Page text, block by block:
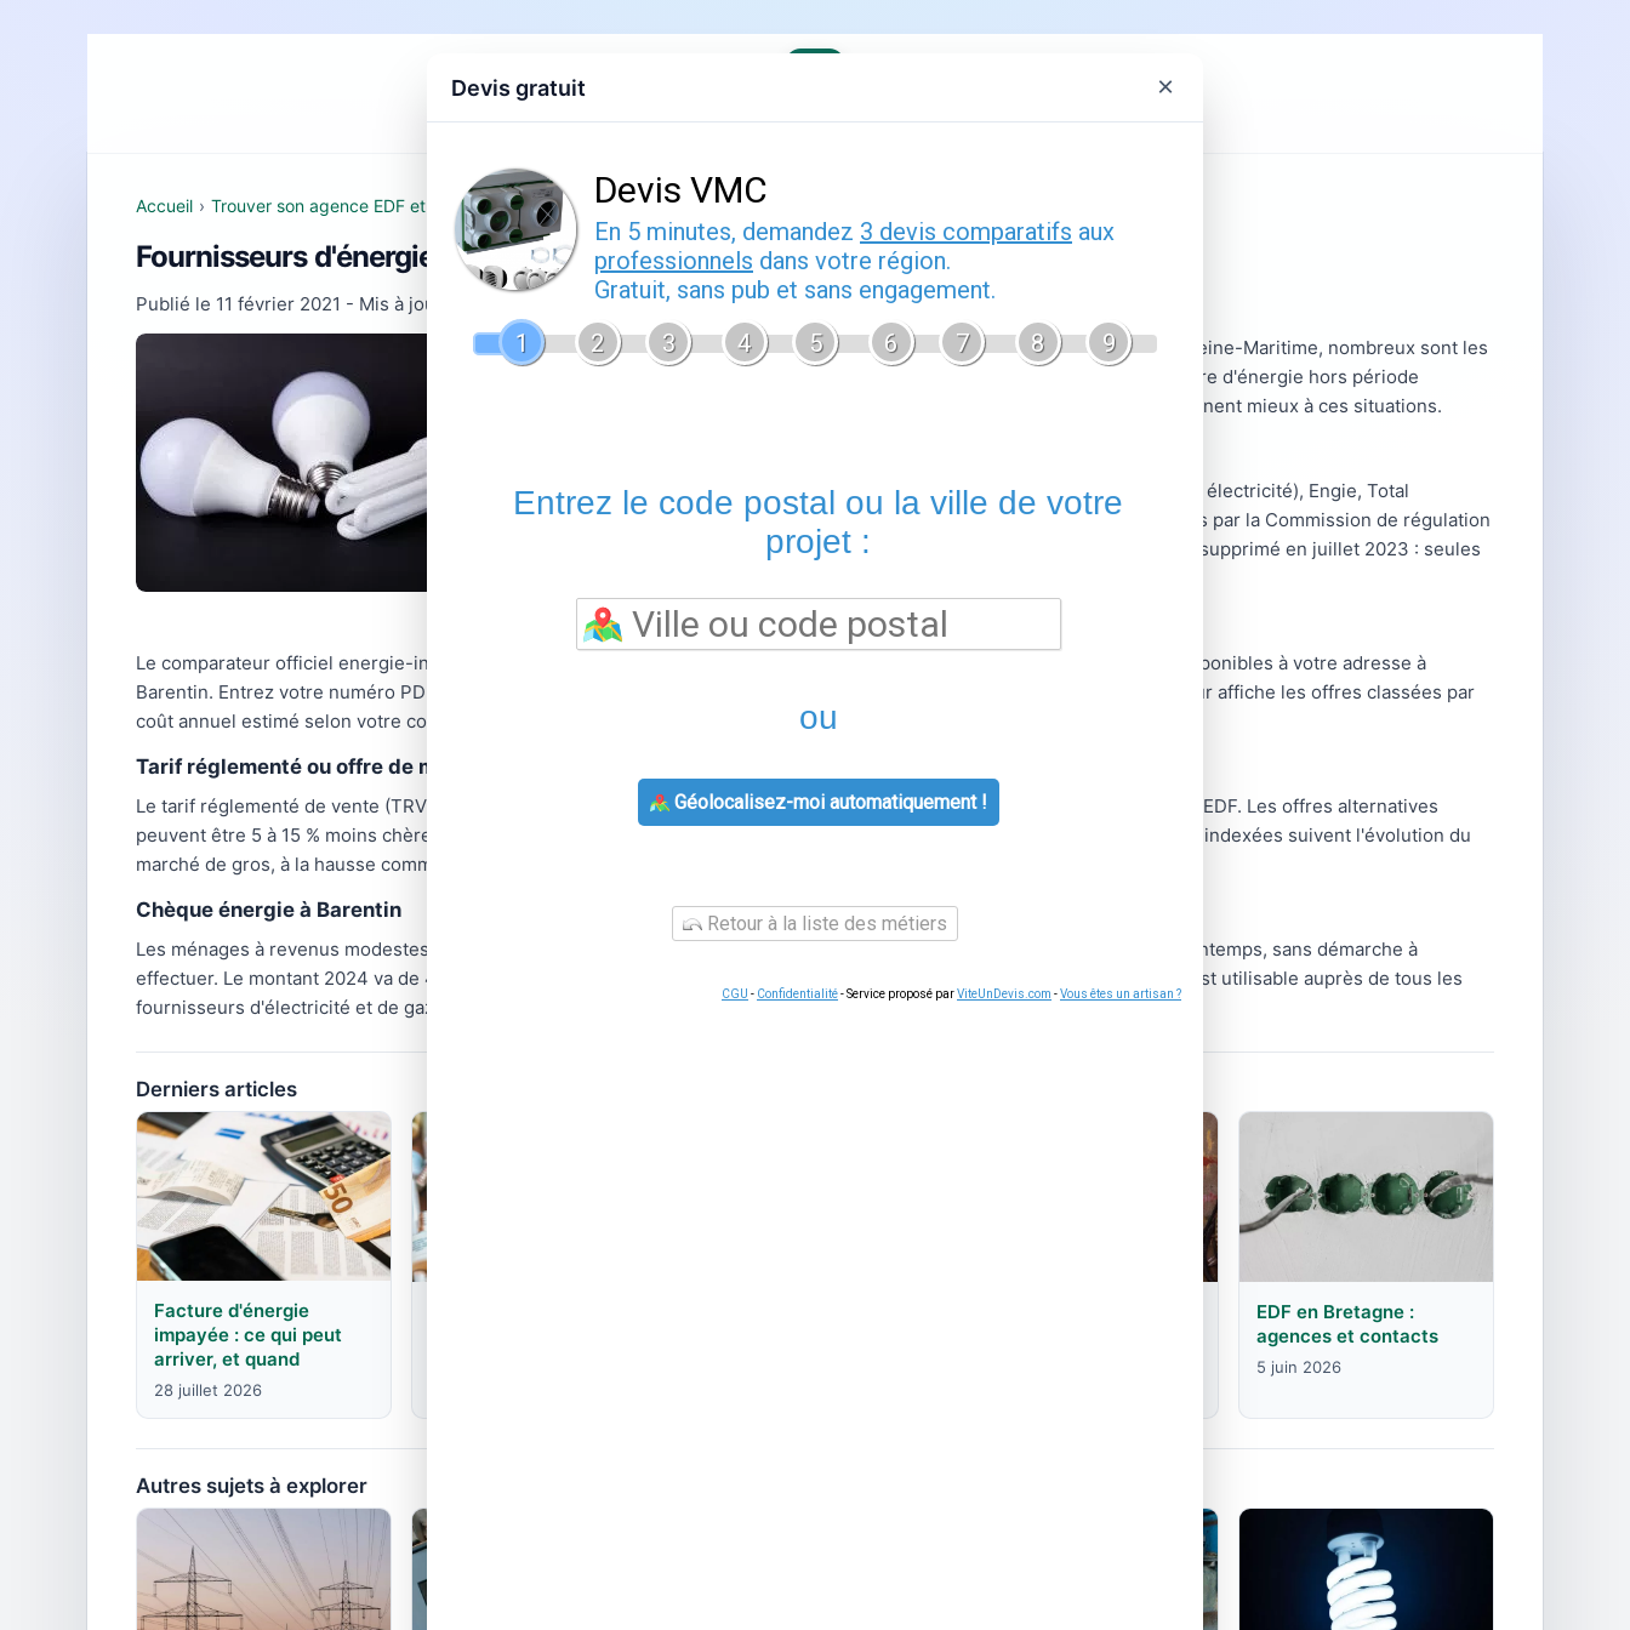
Accueil Devis gratuit Contact EDF Engie Fournisseurs Demenagement GRDF
Accueil › Trouver son agence EDF et comprendre ses offres › EDF en Normandie
Fournisseurs d'énergie à Barentin (76360)
Publié le 11 février 2021 - Mis à jour le
Barentin (76360) est une commune du Seine-Maritime, en Normandie. En Seine-Maritime, nombreux sont les
logements secondaires dont les propriétaires cherchent à optimiser la facture d'énergie hors période
d'occupation. Les offres sans engagement ou à résiliation simplifiée conviennent mieux à ces situations.
Tous les fournisseurs nationaux desservent Barentin : EDF (tarif réglementé électricité), Engie, Total
Energies, Ekwateur et Vattenfall, parmi une vingtaine d'autres acteurs agréés par la Commission de régulation
de l'énergie (CRE). Pour le gaz, le tarif réglementé de vente (TRV gaz) a été supprimé en juillet 2023 : seules
Comment comparer les offres à Barentin ?
Le comparateur officiel energie-info.fr, géré par le Médiateur national de l'énergie, permet de comparer toutes les offres disponibles à votre adresse à
Barentin. Entrez votre numéro PDL (Point De Livraison, 14 chiffres, sur votre facture électricité) ou PCE (gaz). Le comparateur affiche les offres classées par
coût annuel estimé selon votre consommation.
Tarif réglementé ou offre de marché ?
Le tarif réglementé de vente (TRV) d'électricité fixé par l'État est à 0,2516 €/kWh TTC en option de base (2024). C'est le tarif EDF. Les offres alternatives
peuvent être 5 à 15 % moins chères selon les périodes. Les offres à prix fixe garantissent un tarif stable 1 à 3 ans ; les offres indexées suivent l'évolution du
marché de gros, à la hausse comme à la baisse.
Chèque énergie à Barentin
Les ménages à revenus modestes de Barentin qui y sont éligibles reçoivent automatiquement le chèque énergie chaque printemps, sans démarche à
effectuer. Le montant 2024 va de 48 € (personne seule, revenus modérés) à 277 € (famille nombreuse, faibles revenus). Il est utilisable auprès de tous les
fournisseurs d'électricité et de gaz, y compris les offres de marché.
Derniers articles
Facture d'énergie
impayée : ce qui peut
arriver, et quand
28 juillet 2026
EDF en Bretagne :
agences et contacts
5 juin 2026
Autres sujets à explorer
Devis gratuit ×